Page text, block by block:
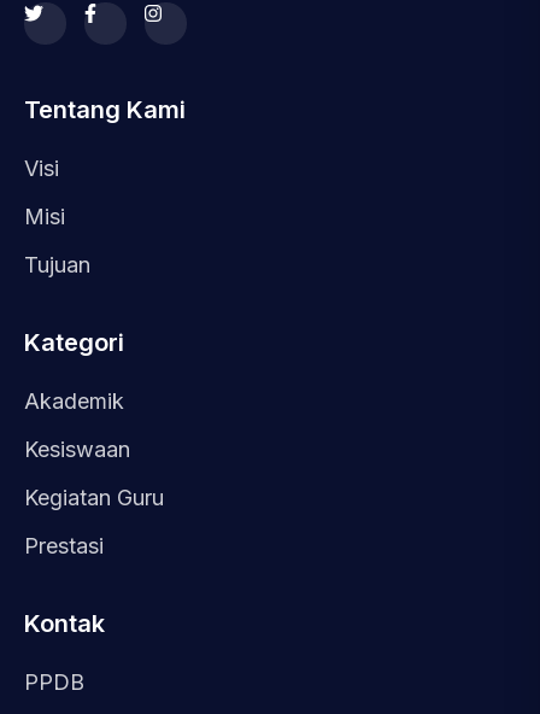
Tentang Kami
Visi
Misi
Tujuan
Kategori
Akademik
Kesiswaan
Kegiatan Guru
Prestasi
Kontak
PPDB